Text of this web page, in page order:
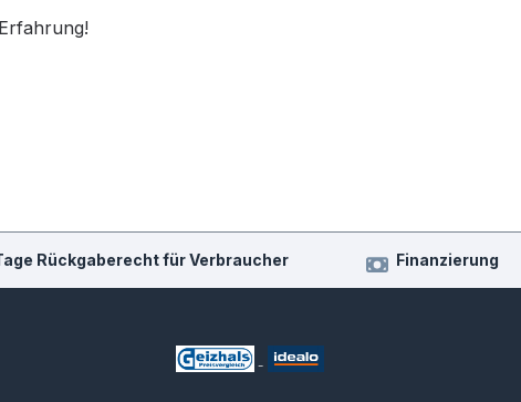
Rückgaberecht für Verbraucher Finanzierung